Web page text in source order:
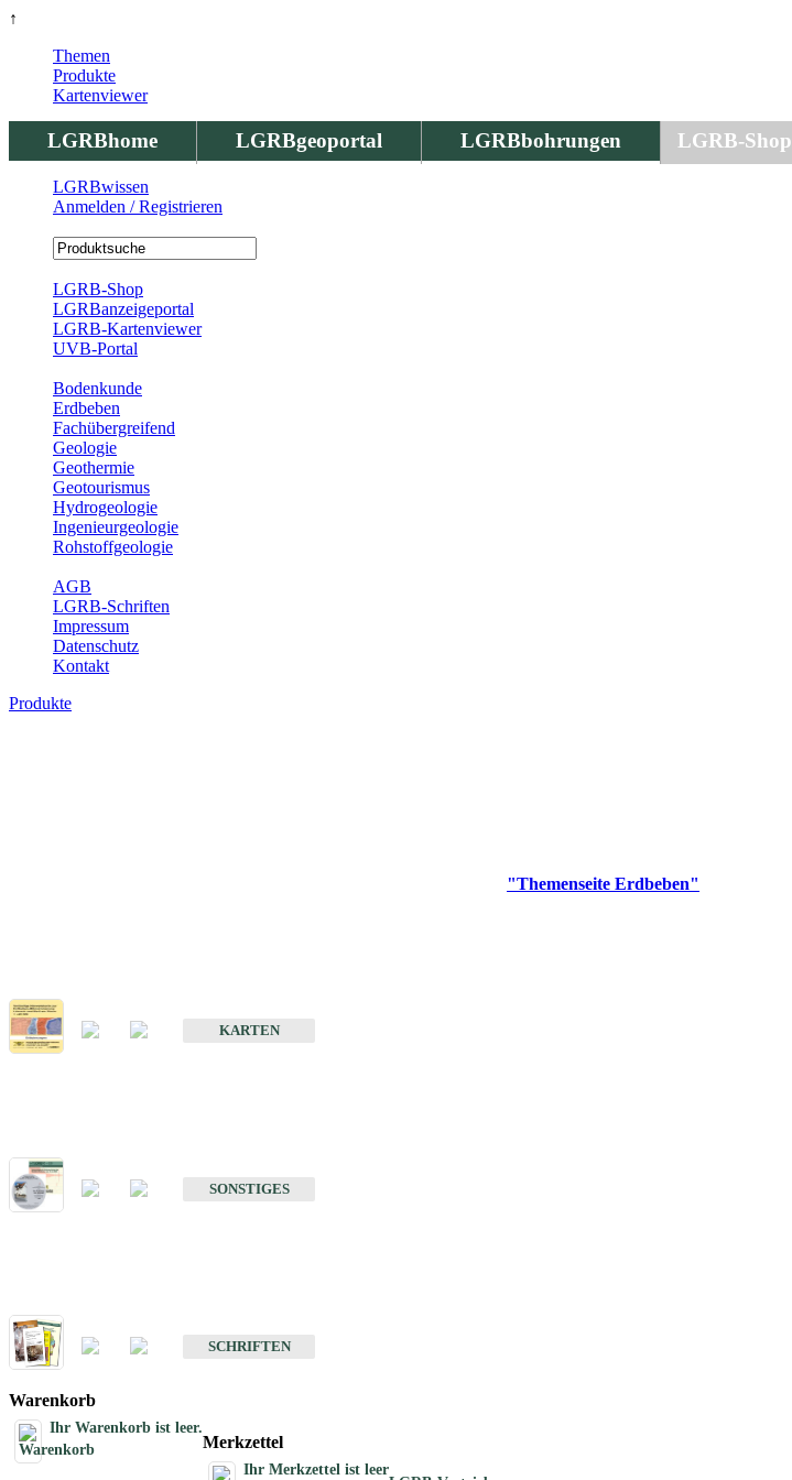
↑
LGRBhome LGRBgeoportal LGRBbohrungen LGRB-Shop
Themen
Produkte
Kartenviewer
LGRBwissen
Anmelden / Registrieren
LGRB-Shop
LGRBanzeigeportal
LGRB-Kartenviewer
UVB-Portal
Bodenkunde
Erdbeben
Fachübergreifend
Geologie
Geothermie
Geotourismus
Hydrogeologie
Ingenieurgeologie
Rohstoffgeologie
AGB
LGRB-Schriften
Impressum
Datenschutz
Kontakt
Produkte
"Themenseite Erdbeben"
KARTEN
SONSTIGES
SCHRIFTEN
Warenkorb
Ihr Warenkorb ist leer.
Merkzettel
Ihr Merkzettel ist leer